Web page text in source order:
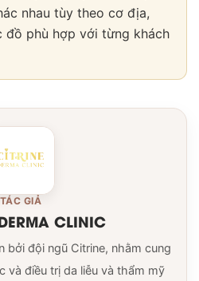
nhau tùy theo cơ địa,
đồ phù hợp với từng khách
TÁC GIẢ
CLINIC
bởi đội ngũ Citrine, nhằm cung
và điều trị da liễu và thẩm mỹ